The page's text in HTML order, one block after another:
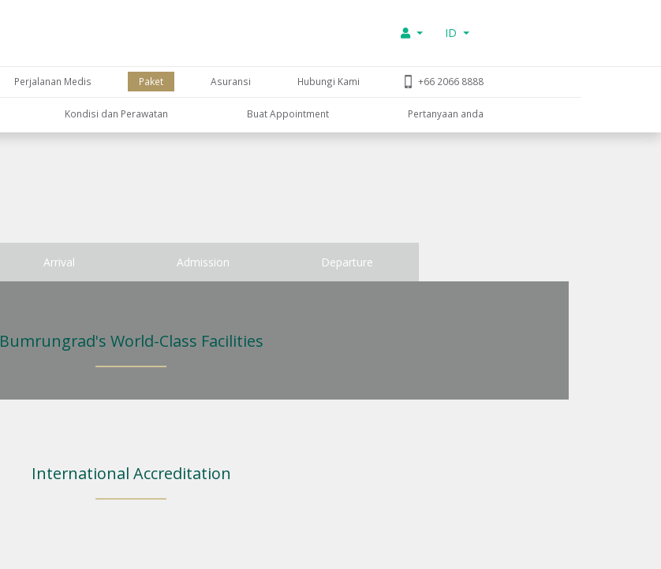
ID
Perjalanan Medis Paket Asuransi Hubungi Kami +66 2066 8888
Kondisi dan Perawatan Buat Appointment Pertanyaan anda
Arrival Admission Departure
Bumrungrad's World-Class Facilities
International Accreditation